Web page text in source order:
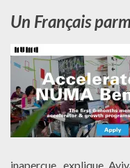
Un Français
inaperçue, explique